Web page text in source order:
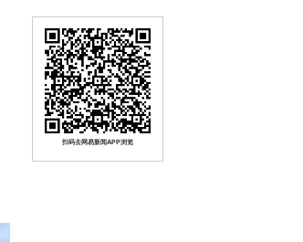
扫码去网易新闻APP浏览